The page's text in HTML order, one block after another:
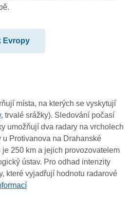
Evropy
místa, na kterých se vyskytují
, trvalé srážky). Sledování počasí
umožňují dva radary na vrcholech
u Protivanova na Drahanské
250 km a jejich provozovatelem
ústav. Pro odhad intenzity
které vyjadřují hodnotu radarové